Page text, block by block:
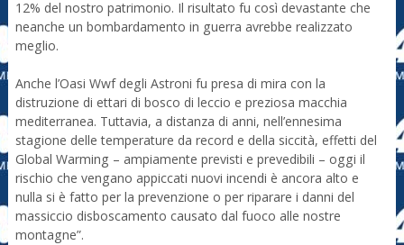
12% del nostro patrimonio. Il risultato fu così devastante che
neanche un bombardamento in guerra avrebbe realizzato
meglio.
Anche l’Oasi Wwf degli Astroni fu presa di mira con la
distruzione di ettari di bosco di leccio e preziosa macchia
mediterranea. Tuttavia, a distanza di anni, nell’ennesima
stagione delle temperature da record e della siccità, effetti del
Global Warming – ampiamente previsti e prevedibili – oggi il
rischio che vengano appiccati nuovi incendi è ancora alto e
nulla si è fatto per la prevenzione o per riparare i danni del
massiccio disboscamento causato dal fuoco alle nostre
montagne”.